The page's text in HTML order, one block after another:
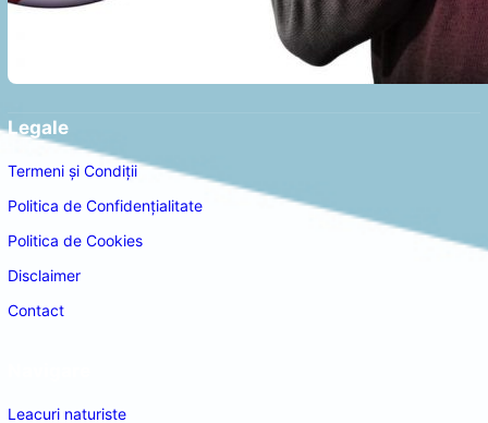
Legale
Termeni și Condiții
Politica de Confidențialitate
Politica de Cookies
Disclaimer
Contact
Leacuri naturiste